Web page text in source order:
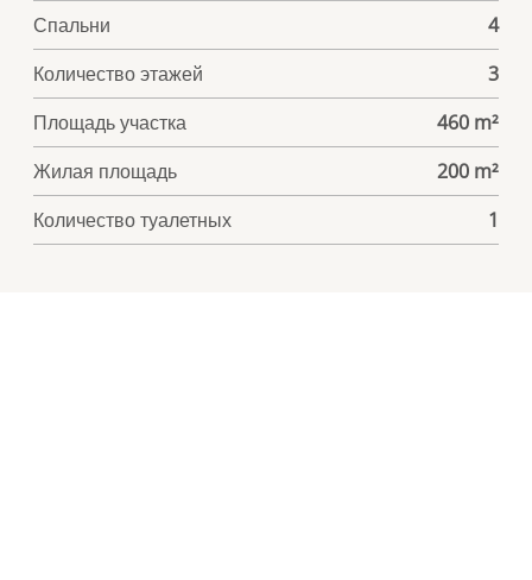
Спальни
4
Количество этажей
3
Площадь участка
460 m²
Жилая площадь
200 m²
Количество туалетных
1